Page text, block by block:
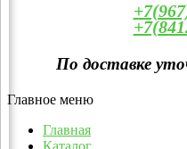
По доставке
Главное меню
Главная